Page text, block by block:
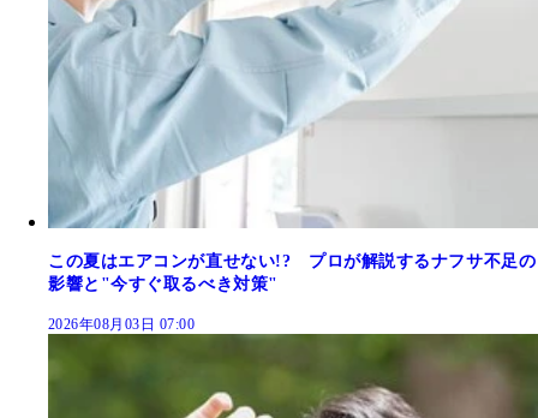
この夏はエアコンが直せない!? プロが解説するナフサ不足の
影響と"今すぐ取るべき対策"
2026年08月03日 07:00